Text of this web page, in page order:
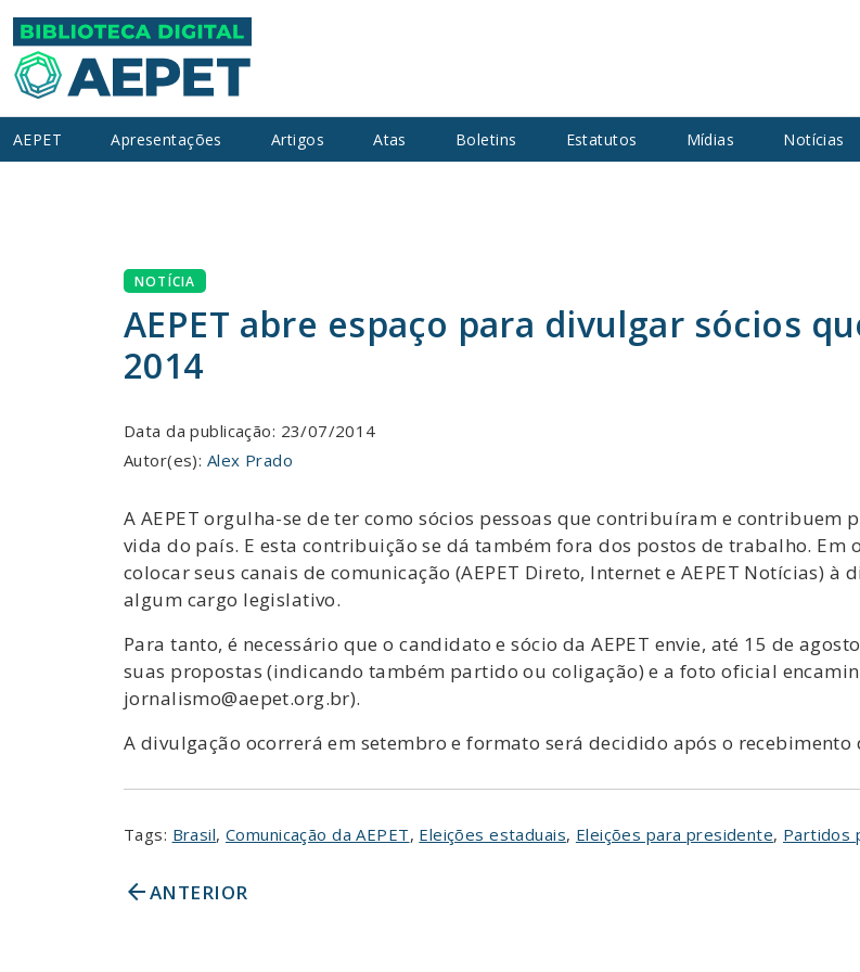
AEPET Apresentações Artigos Atas Boletins Estatutos Mídias Notícias
NOTÍCIA
AEPET abre espaço para divulgar sócios
2014
Data da publicação: 23/07/2014
Autor(es): Alex Prado
A AEPET orgulha-se de ter como sócios pessoas que contribuíram e contribuem
vida do país. E esta contribuição se dá também fora dos postos de trabalho. Em
colocar seus canais de comunicação (AEPET Direto, Internet e AEPET Notícias)
algum cargo legislativo.
Para tanto, é necessário que o candidato e sócio da AEPET envie, até 15 de
suas propostas (indicando também partido ou coligação) e a foto oficial
jornalismo@aepet.org.br).
A divulgação ocorrerá em setembro e formato será decidido após o recebimento
Tags: Brasil, Comunicação da AEPET, Eleições estaduais, Eleições para presidente, Partidos
arrow_backANTERIOR